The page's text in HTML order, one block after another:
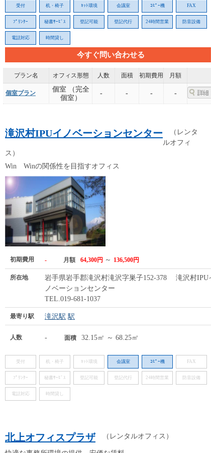
受付 机・椅子 ﾈｯﾄ環境 会議室 ｺﾋﾟｰ機 FAX
ﾌﾟﾘﾝﾀｰ 秘書ｻｰﾋﾞｽ 登記可能 登記代行 24時間営業 防音設備
電話対応 時間貸し
今すぐ問い合わせる
プラン名 オフィス形態 人数 面積 初期費用 月額
個室プラン
個室 （完全
個室）
- - - -
滝沢村IPUイノベーションセンター （レンタ
ルオフィ
ス）
Win Winの関係性を目指すオフィス
初期費用 - 月額 64,300円 ～ 136,500円
所在地
岩手県岩手郡滝沢村滝沢字巣子152-378 滝沢村IPU
ノベーションセンター
TEL.019-681-1037
最寄り駅 滝沢駅 駅
人数 - 面積 32.15㎡ ～ 68.25㎡
受付 机・椅子 ﾈｯﾄ環境 会議室 ｺﾋﾟｰ機 FAX
ﾌﾟﾘﾝﾀｰ 秘書ｻｰﾋﾞｽ 登記可能 登記代行 24時間営業 防音設備
電話対応 時間貸し
北上オフィスプラザ （レンタルオフィス）